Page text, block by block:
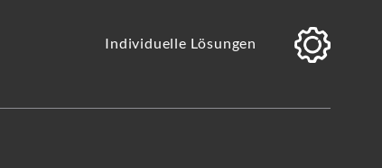
Individuelle Lösungen